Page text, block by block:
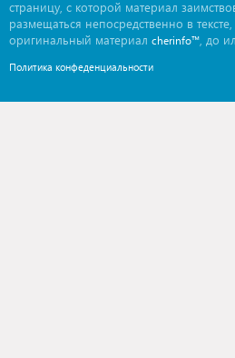
страницу, с которой материал
размещаться непосредственно в
оригинальный материал cherinfo™ , до
Политика конфеденциальности